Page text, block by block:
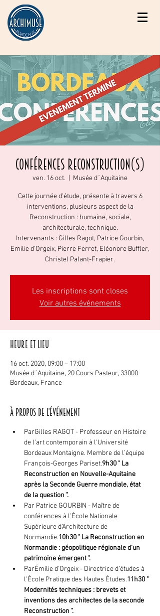
Conférences RECONSTRUCTION(S)
ven. 16 oct. Musée d´Aquitaine
Cette journée d'étude, présente à travers 6
interventions, plusieurs aspect de la
Reconstruction : humaine, sociale,
architecturale, technique.
Intervenants : Gilles Ragot, Patrice Gourbin,
Emilie d'Orgeix, Pierre Ferret, Eléonore Buffler,
Christel Palant-Frapier.
Les inscriptions sont closes
Voir autres événements
Heure et lieu
16 oct. 2020, 09:00 – 17:00
Musée d´Aquitaine, 20 Cours Pasteur, 33000
Bordeaux, France
À propos de l'événement
ParGilles RAGOT - Professeur en Histoire
de l’art contemporain à l'Université
Bordeaux Montaigne. Membre de l’équipe
François-Georges Pariset.9h30 " La
Reconstruction en Nouvelle-Aquitaine
après la Seconde Guerre mondiale, état
de la question ".
Par Patrice GOURBIN - Maître de
conférences à l’École Nationale
Supérieure d’Architecture de
Normandie.10h30 " La Reconstruction en
Normandie : géopolitique régionale d’un
patrimoine émergent ".
ParÉmilie d'Orgeix - Directrice d’études à
l’École Pratique des Hautes Études.11h30 "
Modernités techniques : brevets et
inventions des architectes de la seconde
Reconstruction ".